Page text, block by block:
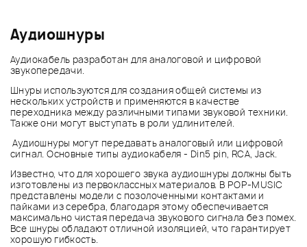
Аудиошнуры
Аудиокабель разработан для аналоговой и цифровой
звукопередачи.
Шнуры используются для создания общей системы из
нескольких устройств и применяются в качестве
переходника между различными типами звуковой техники.
Также они могут выступать в роли удлинителей.
Аудиошнуры могут передавать аналоговый или цифровой
сигнал. Основные типы аудиокабеля - Din5 pin, RCA, Jack.
Известно, что для хорошего звука аудиошнуры должны быть
изготовлены из первоклассных материалов. В POP-MUSIC
представлены модели с позолоченными контактами и
пайками из серебра, благодаря этому обеспечивается
максимально чистая передача звукового сигнала без помех.
Все шнуры обладают отличной изоляцией, что гарантирует
хорошую гибкость.